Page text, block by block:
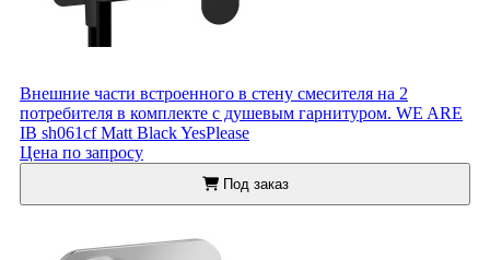
Внешние части встроенного в стену смесителя на 2
потребителя в комплекте с душевым гарнитуром. WE ARE
IB sh061cf Matt Black YesPlease
Цена по запросу
Под заказ